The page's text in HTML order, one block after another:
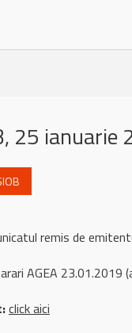
25 ianuarie
remis de
AGEA 23.01.2019
click aici